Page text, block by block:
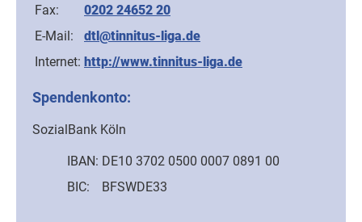
Fax:
0202 24652 20
E-Mail:
dtl@tinnitus-liga.de
Internet: http://www.tinnitus-liga.de
Spendenkonto:
SozialBank Köln
IBAN: DE10 3702 0500 0007 0891 00
BIC:
BFSWDE33